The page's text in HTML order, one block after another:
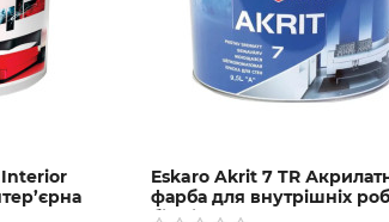
Interior
Eskaro Akrit 7 TR
фарба для внутрішніх
біла і прозора, 9.5 л